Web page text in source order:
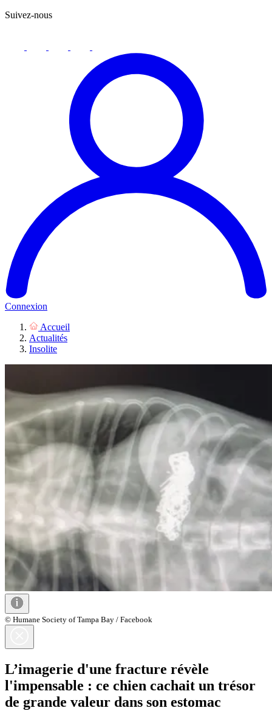
Suivez-nous
Connexion
Accueil
Actualités
Insolite
© Humane Society of Tampa Bay / Facebook
L’imagerie d'une fracture révèle
l'impensable : ce chien cachait un trésor
de grande valeur dans son estomac